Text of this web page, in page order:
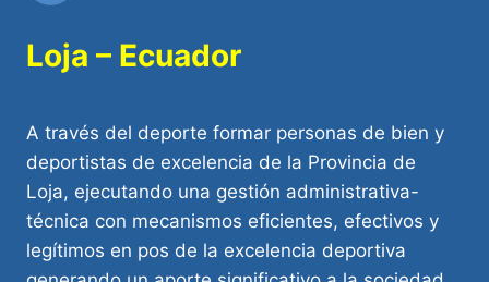
Loja – Ecuador
A través del deporte formar personas de bien y
deportistas de excelencia de la Provincia de
Loja, ejecutando una gestión administrativa-
técnica con mecanismos eficientes, efectivos y
legítimos en pos de la excelencia deportiva